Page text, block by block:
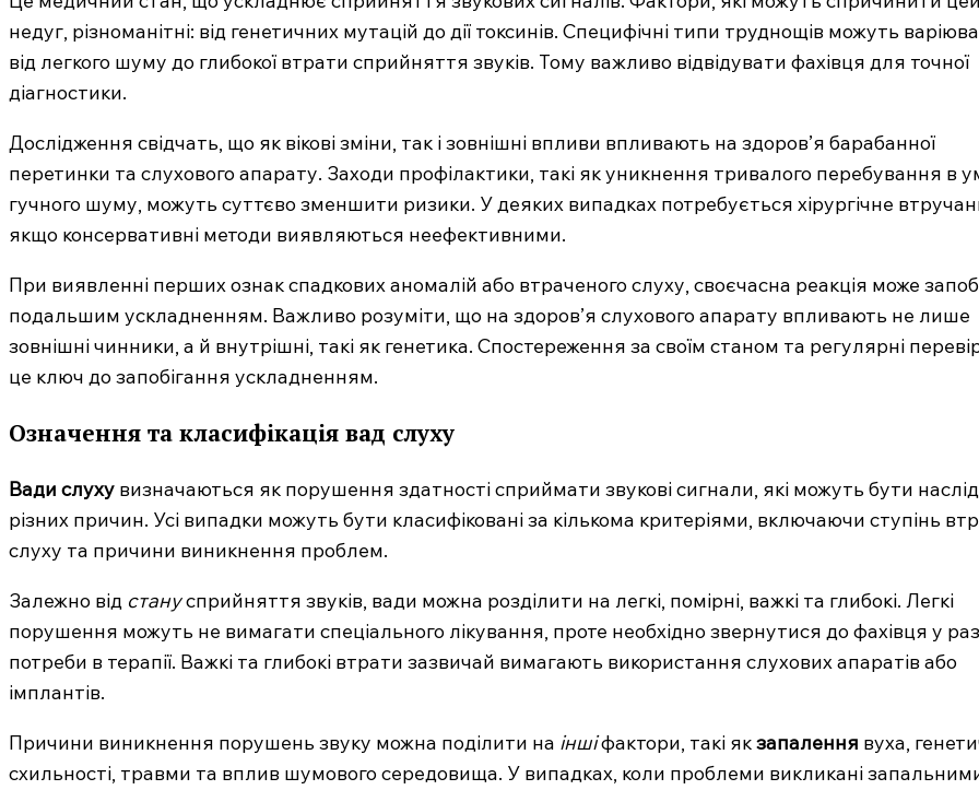
недуг, різноманітні: від генетичних мутацій до дії токсинів. Специфічні типи труднощів можуть
від легкого шуму до глибокої втрати сприйняття звуків. Тому важливо відвідувати фахівця для точної
діагностики.
Дослідження свідчать, що як вікові зміни, так і зовнішні впливи впливають на здоров’я барабанної
перетинки та слухового апарату. Заходи профілактики, такі як уникнення тривалого перебування в
гучного шуму, можуть суттєво зменшити ризики. У деяких випадках потребується хірургічне
якщо консервативні методи виявляються неефективними.
При виявленні перших ознак спадкових аномалій або втраченого слуху, своєчасна реакція може
подальшим ускладненням. Важливо розуміти, що на здоров’я слухового апарату впливають не лише
зовнішні чинники, а й внутрішні, такі як генетика. Спостереження за своїм станом та регулярні
це ключ до запобігання ускладненням.
Означення та класифікація вад слуху
Вади слуху визначаються як порушення здатності сприймати звукові сигнали, які можуть бути
різних причин. Усі випадки можуть бути класифіковані за кількома критеріями, включаючи ступінь
слуху та причини виникнення проблем.
Залежно від станусприйняття звуків, вади можна розділити на легкі, помірні, важкі та глибокі. Легкі
порушення можуть не вимагати спеціального лікування, проте необхідно звернутися до фахівця у
потреби в терапії. Важкі та глибокі втрати зазвичай вимагають використання слухових апаратів або
імплантів.
Причини виникнення порушень звуку можна поділити на іншіфактори, такі якзапалення вуха,
схильності, травми та вплив шумового середовища. У випадках, коли проблеми викликані